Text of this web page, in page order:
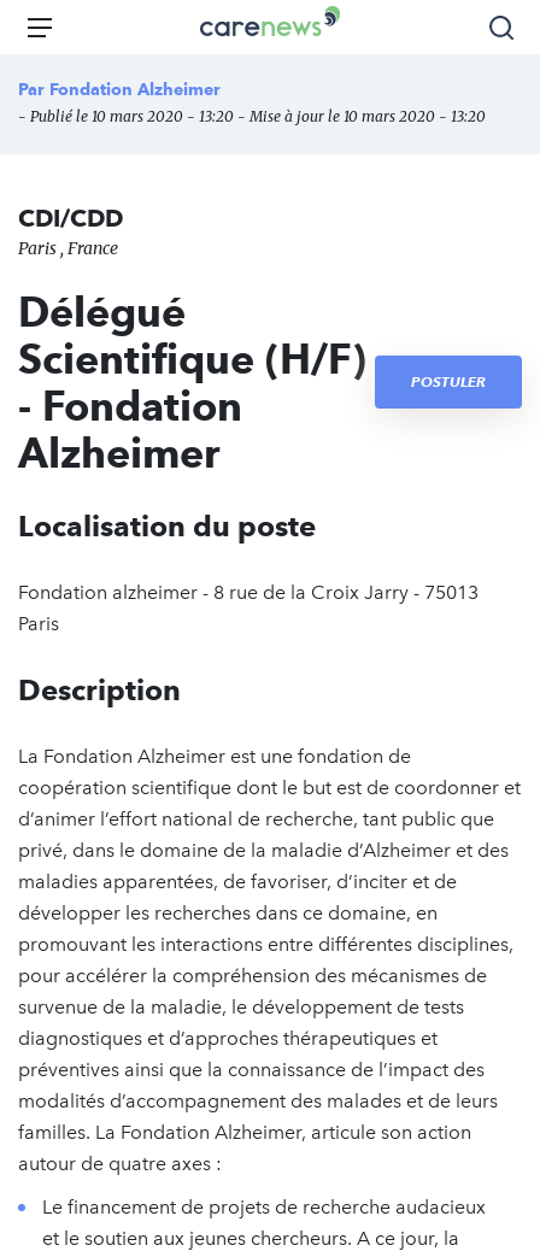
Aller
principal
Carenews,
des
Menu
Par Fondation Alzheimer
- Publié le 10 mars 2020 - 13:20 - Mise à jour le 10 mars 2020 - 13:20
CDI/CDD
Paris , France
Délégué
Scientifique (H/F)
- Fondation
Alzheimer
POSTULER
Localisation du poste
Fondation alzheimer - 8 rue de la Croix Jarry - 75013
Paris
Description
La Fondation Alzheimer est une fondation de
coopération scientifique dont le but est de coordonner et
d’animer l’effort national de recherche, tant public que
privé, dans le domaine de la maladie d’Alzheimer et des
maladies apparentées, de favoriser, d’inciter et de
développer les recherches dans ce domaine, en
promouvant les interactions entre différentes disciplines,
pour accélérer la compréhension des mécanismes de
survenue de la maladie, le développement de tests
diagnostiques et d’approches thérapeutiques et
préventives ainsi que la connaissance de l’impact des
modalités d’accompagnement des malades et de leurs
familles. La Fondation Alzheimer, articule son action
autour de quatre axes :
Le financement de projets de recherche audacieux
et le soutien aux jeunes chercheurs. A ce jour, la